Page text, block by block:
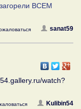
ВСЕМ
sanat59
watch?
Kulibin54